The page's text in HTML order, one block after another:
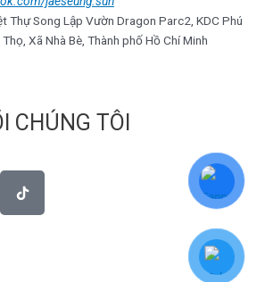
Thự Song Lập Vườn Dragon Parc2, KDC Phú
Xã Nhà Bè, Thành phố Hồ Chí Minh
CHÚNG TÔI